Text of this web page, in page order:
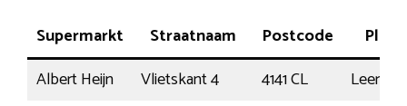
Supermarkt Straatnaam Postcode
Albert Heijn
Vlietskant 4 4141 CL
Leerdam